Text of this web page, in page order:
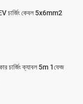
চার্জিং কেবল 5x6mm2
চার্জিং ক্যাবল 5m 1ফেজ